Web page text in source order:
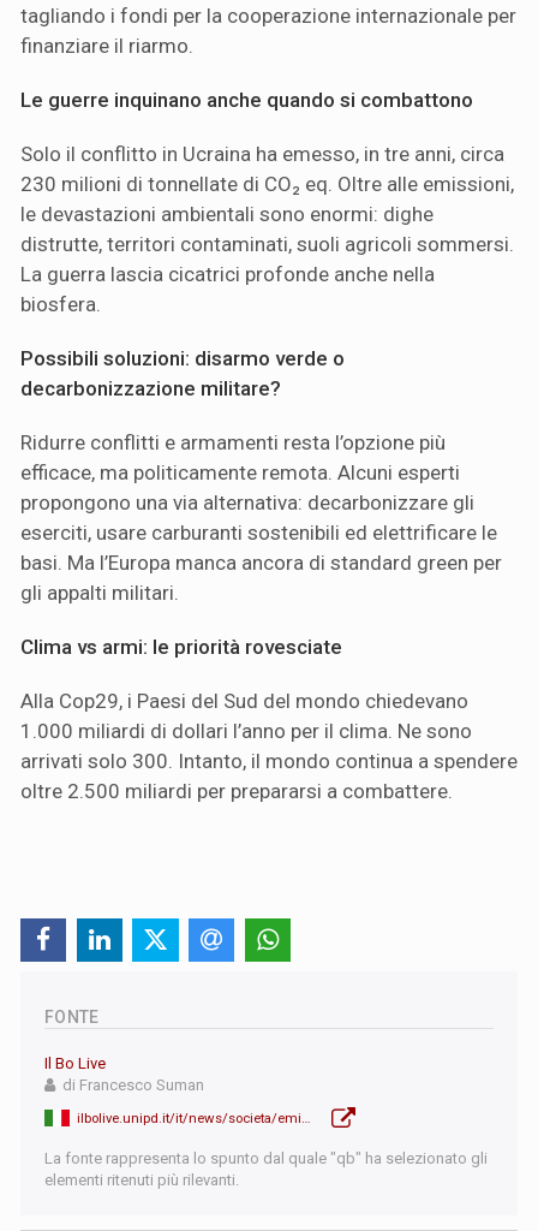
tagliando i fondi per la cooperazione internazionale per
finanziare il riarmo.
Le guerre inquinano anche quando si combattono
Solo il conflitto in Ucraina ha emesso, in tre anni, circa
230 milioni di tonnellate di CO₂ eq. Oltre alle emissioni,
le devastazioni ambientali sono enormi: dighe
distrutte, territori contaminati, suoli agricoli sommersi.
La guerra lascia cicatrici profonde anche nella
biosfera.
Possibili soluzioni: disarmo verde o
decarbonizzazione militare?
Ridurre conflitti e armamenti resta l’opzione più
efficace, ma politicamente remota. Alcuni esperti
propongono una via alternativa: decarbonizzare gli
eserciti, usare carburanti sostenibili ed elettrificare le
basi. Ma l’Europa manca ancora di standard green per
gli appalti militari.
Clima vs armi: le priorità rovesciate
Alla Cop29, i Paesi del Sud del mondo chiedevano
1.000 miliardi di dollari l’anno per il clima. Ne sono
arrivati solo 300. Intanto, il mondo continua a spendere
oltre 2.500 miliardi per prepararsi a combattere.
FONTE
Il Bo Live
di Francesco Suman
La fonte rappresenta lo spunto dal quale "qb" ha selezionato gli
elementi ritenuti più rilevanti.